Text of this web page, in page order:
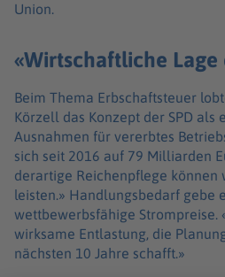
Union.
«Wirtschaftliche Lage
Beim Thema Erbschaftsteuer
Körzell das Konzept der SPD als
Ausnahmen für vererbtes
sich seit 2016 auf 79 Milliarden
derartige Reichenpflege können
leisten.» Handlungsbedarf gebe
wettbewerbsfähige Strompreise.
wirksame Entlastung, die
nächsten 10 Jahre schafft.»